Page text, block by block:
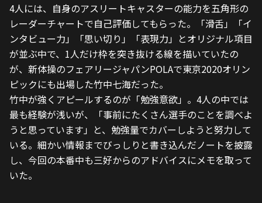
4人には、自身のアスリートキャスターの能力を五角形の
レーダーチャートで自己評価してもらった。「滑舌」「イ
ンタビュー力」「思い切り」「表現力」とオリジナル項目
が並ぶ中で、1人だけ枠を突き抜ける線を描いていたの
が、新体操のフェアリージャパンPOLAで東京2020オリン
ピックにも出場した竹中七海だった。
竹中が強くアピールするのが「勉強意欲」。4人の中では
最も経験が浅いが、「事前にたくさん選手のことを調べよ
うと思っています」と、勉強量でカバーしようと努力して
いる。細かい情報までびっしりと書き込んだノートを披露
し、今回の本番中も三好からのアドバイスにメモを取って
いた。